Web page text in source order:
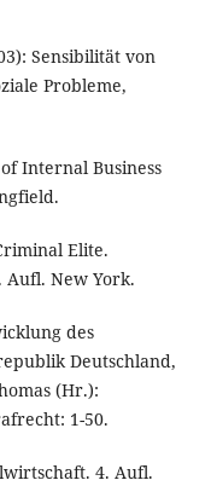
Sensibilität von
Probleme,
Internal Business
Elite.
Aufl. New York.
des
Deutschland,
(Hr.):
1-50.
4. Aufl.